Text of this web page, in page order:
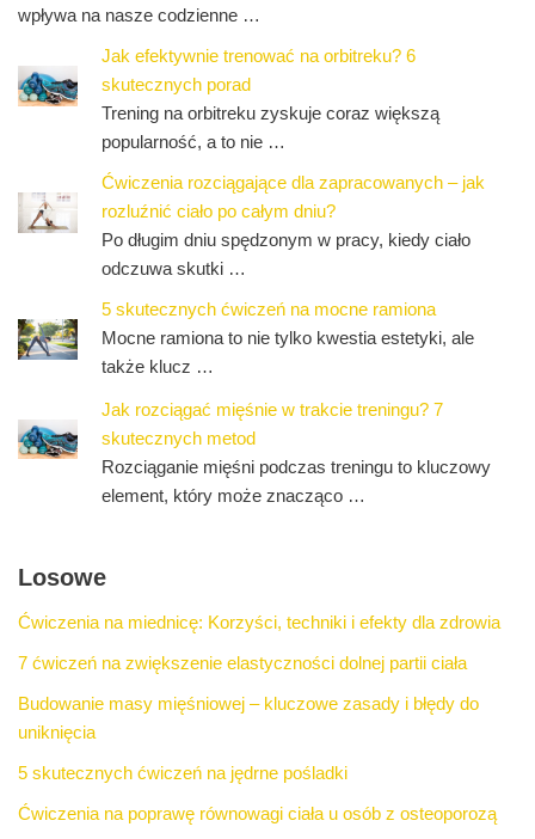
wpływa na nasze codzienne …
Jak efektywnie trenować na orbitreku? 6
skutecznych porad
Trening na orbitreku zyskuje coraz większą
popularność, a to nie …
Ćwiczenia rozciągające dla zapracowanych – jak
rozluźnić ciało po całym dniu?
Po długim dniu spędzonym w pracy, kiedy ciało
odczuwa skutki …
5 skutecznych ćwiczeń na mocne ramiona
Mocne ramiona to nie tylko kwestia estetyki, ale
także klucz …
Jak rozciągać mięśnie w trakcie treningu? 7
skutecznych metod
Rozciąganie mięśni podczas treningu to kluczowy
element, który może znacząco …
Losowe
Ćwiczenia na miednicę: Korzyści, techniki i efekty dla zdrowia
7 ćwiczeń na zwiększenie elastyczności dolnej partii ciała
Budowanie masy mięśniowej – kluczowe zasady i błędy do
uniknięcia
5 skutecznych ćwiczeń na jędrne pośladki
Ćwiczenia na poprawę równowagi ciała u osób z osteoporozą